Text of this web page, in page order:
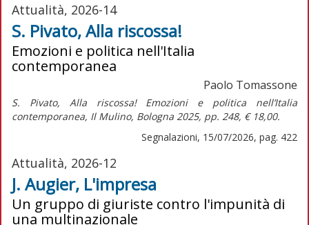
Attualità, 2026-14
S. Pivato, Alla riscossa!
Emozioni e politica nell'Italia
contemporanea
Paolo Tomassone
S. Pivato, Alla riscossa! Emozioni e politica nell’Italia
contemporanea, Il Mulino, Bologna 2025, pp. 248, € 18,00.
Segnalazioni, 15/07/2026, pag. 422
Attualità, 2026-12
J. Augier, L'impresa
Un gruppo di giuriste contro l'impunità di
una multinazionale